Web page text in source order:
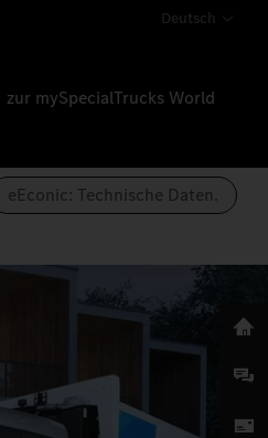
Deutsch
zur mySpecialTrucks World
eEconic: Technische Daten.